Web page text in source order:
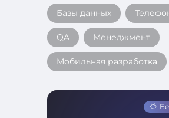
Базы данных
QA Менеджмент
Мобильная разработка